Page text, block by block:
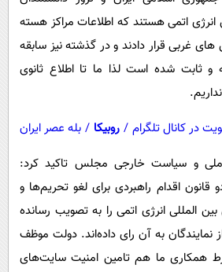
اتمی هستند که اطلاعات مراکز هسته
های غربی قرار دادند و در گذشته نیز سابقه
و ثابت شده است لذا ما تا اطلاع ثانوی
در کانال تلگرام / روبیکا / بله عصر ایران
و سیاست خارجی مجلس تاکید کرد:
اقدام راهبردی برای لغو تحریم‌ها و
المللی انرژی اتمی را به تصویب رسانده
از ۲۰۰ نفر از نمایندگان به آن رای داده‌اند. دولت موظف
همکاری ما هم تامین امنیت سایت‌های